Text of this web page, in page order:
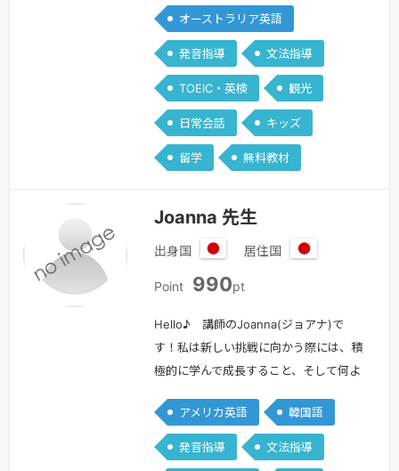
した。）英語は帰国子女ではなく、独学
で始めたため最初は全く話せませんでし
たが、今では英語を使った仕事もこなせ
るように成長しました。私自身の経験か
ら、英語を学ぶ楽しさと苦しさをよく理
解しています。レッスンを通じて、皆さ
んと…続きを見る »
オーストラリア英語
発音指導 文法指導
TOEIC・英検 観光
日常会話 キッズ
留学 無料教材
Joanna 先生
出身国
本
居住国
Point 990pt
Hello♪ 講師のJoanna(ジョアナ)で
す！ 私は新しい挑戦に向かう際には、積
極的に学んで成長すること、そして何よ
います！「英語を学習したい！」と頑張
ってくださっている皆さんには、学習が
辛くなって諦めてしまうのではなく、ぜ
アメリカ英語 韓国語
発音指導 文法指導